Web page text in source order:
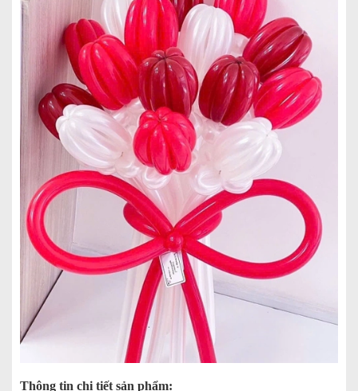
Thông tin chi tiết sản phẩm: